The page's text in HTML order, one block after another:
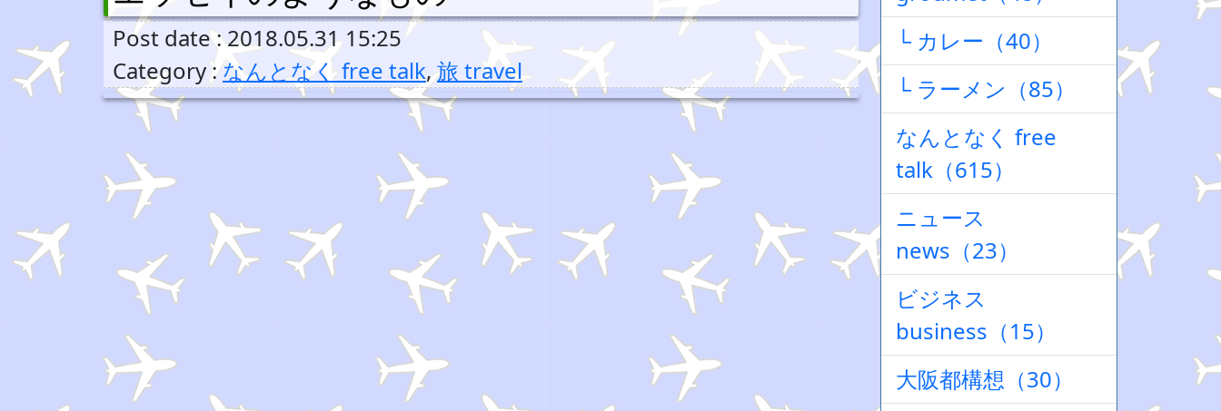
Post date : 2018.05.31 15:25
Category : なんとなく free talk, 旅 travel
└ カレー（40）
└ ラーメン（85）
なんとなく free
talk（615）
ニュース
news（23）
ビジネス
business（15）
大阪都構想（30）